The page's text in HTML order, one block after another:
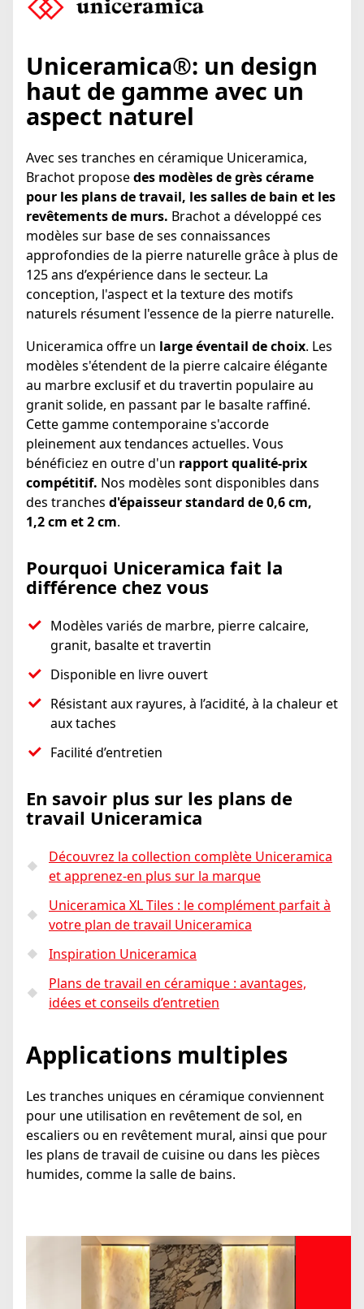
Uniceramica®: un design
haut de gamme avec un
aspect naturel
Avec ses tranches en céramique Uniceramica,
Brachot proposedes modèles de grès cérame
pour les plans de travail, les salles de bain et les
revêtements de murs. Brachot a développé ces
modèles sur base de ses connaissances
approfondies de la pierre naturelle grâce à plus de
125 ans d’expérience dans le secteur. La
conception, l'aspect et la texture des motifs
naturels résument l'essence de la pierre naturelle.
Uniceramica offre un large éventail de choix. Les
modèles s'étendent de la pierre calcaire élégante
au marbre exclusif et du travertin populaire au
granit solide, en passant par le basalte raffiné.
Cette gamme contemporaine s'accorde
pleinement aux tendances actuelles. Vous
bénéficiez en outre d'un rapport qualité-prix
compétitif. Nos modèles sont disponibles dans
des tranches d'épaisseur standard de 0,6 cm,
1,2 cm et 2 cm.
Pourquoi Uniceramica fait la
différence chez vous
Modèles variés de marbre, pierre calcaire,
granit, basalte et travertin
Disponible en livre ouvert
Résistant aux rayures, à l’acidité, à la chaleur et
aux taches
Facilité d’entretien
En savoir plus sur les plans de
travail Uniceramica
Découvrez la collection complète Uniceramica
et apprenez-en plus sur la marque
Uniceramica XL Tiles : le complément parfait à
votre plan de travail Uniceramica
Inspiration Uniceramica
Plans de travail en céramique : avantages,
idées et conseils d’entretien
Applications multiples
Les tranches uniques en céramique conviennent
pour une utilisation en revêtement de sol, en
escaliers ou en revêtement mural, ainsi que pour
les plans de travail de cuisine ou dans les pièces
humides, comme la salle de bains.